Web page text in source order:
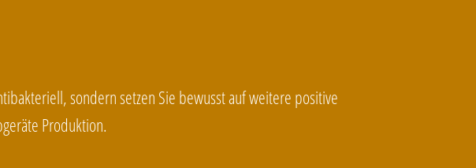
sondern setzen Sie bewusst auf weitere positive
Produktion.